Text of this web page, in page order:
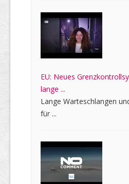
EU: Neues
lange ...
Lange Warteschlangen
für ...